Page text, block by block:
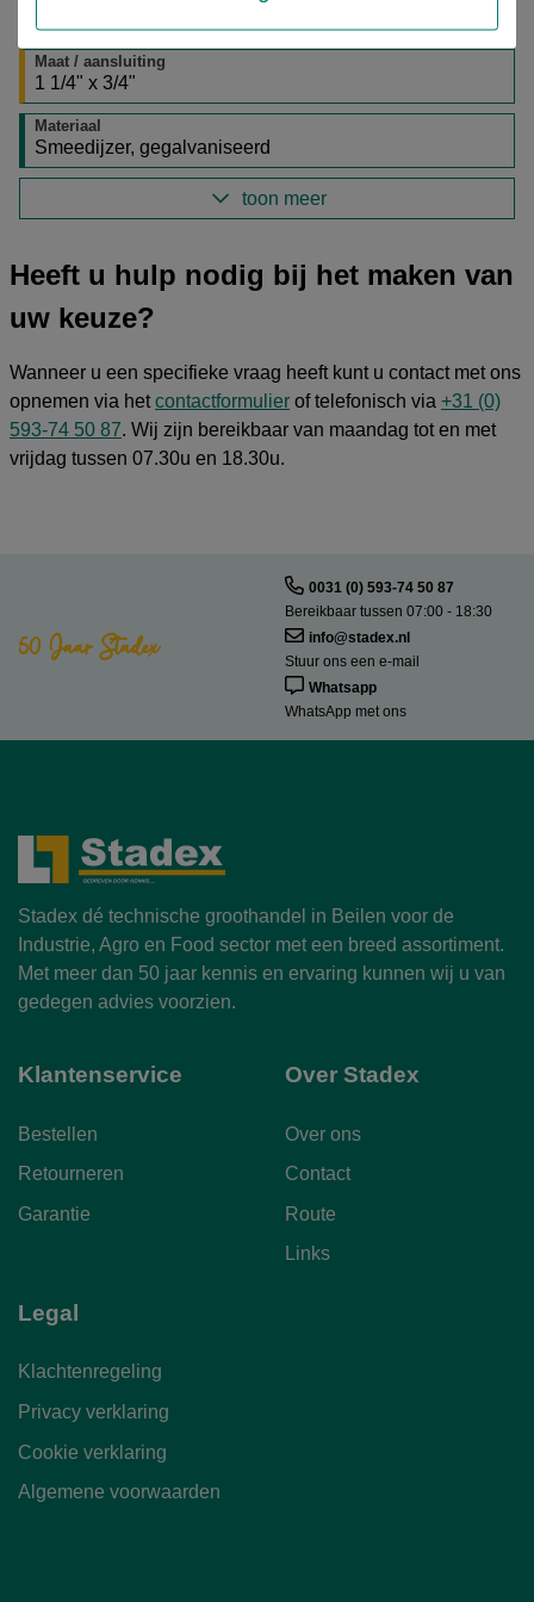
Maat / aansluiting
1 1/4" x 3/4"
Materiaal
Smeedijzer, gegalvaniseerd
toon meer
Heeft u hulp nodig bij het maken van
uw keuze?
Wanneer u een specifieke vraag heeft kunt u contact met ons
opnemen via hetcontactformulier of telefonisch via +31 (0)
593-74 50 87. Wij zijn bereikbaar van maandag tot en met
vrijdag tussen 07.30u en 18.30u.
50 Jaar Stadex
0031 (0) 593-74 50 87
Bereikbaar tussen 07:00 - 18:30
info@stadex.nl
Stuur ons een e-mail
Whatsapp
WhatsApp met ons
Stadex dé technische groothandel in Beilen voor de
Industrie, Agro en Food sector met een breed assortiment.
Met meer dan 50 jaar kennis en ervaring kunnen wij u van
gedegen advies voorzien.
Klantenservice
Bestellen
Retourneren
Garantie
Over Stadex
Over ons
Contact
Route
Links
Legal
Klachtenregeling
Privacy verklaring
Cookie verklaring
Algemene voorwaarden